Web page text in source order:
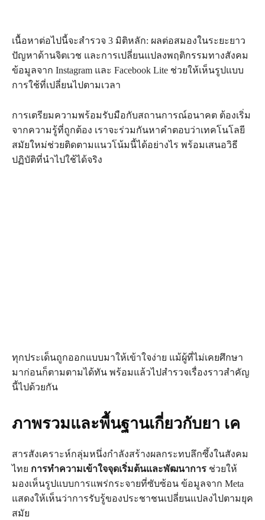
เนื้อหาต่อไปนี้จะสำรวจ 3 มิติหลัก: ผลต่อสมองในระยะยาว
ปัญหาด้านจิตเวช และการเปลี่ยนแปลงพฤติกรรมทางสังคม
ข้อมูลจาก Instagram และ Facebook Lite ช่วยให้เห็นรูปแบบ
การใช้ที่เปลี่ยนไปตามเวลา
การเตรียมความพร้อมรับมือกับสถานการณ์อนาคต ต้องเริ่ม
จากความรู้ที่ถูกต้อง เราจะร่วมกันหาคำตอบว่าเทคโนโลยี
สมัยใหม่ช่วยติดตามแนวโน้มนี้ได้อย่างไร พร้อมเสนอวิธี
ปฏิบัติที่นำไปใช้ได้จริง
ทุกประเด็นถูกออกแบบมาให้เข้าใจง่าย แม้ผู้ที่ไม่เคยศึกษา
มาก่อนก็ตามตามได้ทัน พร้อมแล้วไปสำรวจเรื่องราวสำคัญ
นี้ไปด้วยกัน
ภาพรวมและพื้นฐานเกี่ยวกับยา เค
สารสังเคราะห์กลุ่มหนึ่งกำลังสร้างผลกระทบลึกซึ้งในสังคม
ไทย การทำความเข้าใจจุดเริ่มต้นและพัฒนาการ ช่วยให้
มองเห็นรูปแบบการแพร่กระจายที่ซับซ้อน ข้อมูลจาก Meta
แสดงให้เห็นว่าการรับรู้ของประชาชนเปลี่ยนแปลงไปตามยุค
สมัย